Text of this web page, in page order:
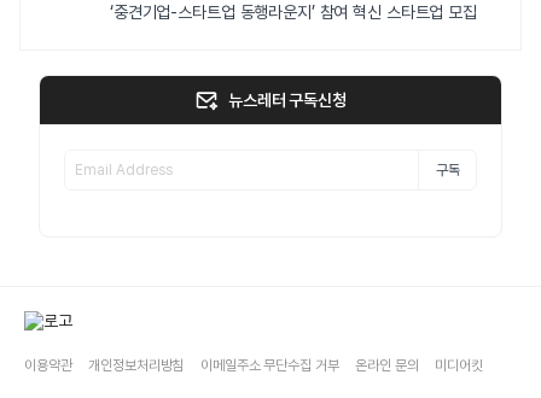
‘중견기업-스타트업 동행라운지’ 참여 혁신 스타트업 모집
뉴스레터 구독신청
구독
이용약관 개인정보처리방침 이메일주소 무단수집 거부 온라인 문의 미디어킷